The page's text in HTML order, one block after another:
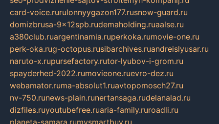
card-voice.rurulonnyygazon177.rusnow-guard.ru
domizbrusa-9x12spb.rudemaholding.ruaalse.ru
a380club.ruargentinamia.ruperkoka.rumovie-one.ru
perk-oka.rug-octopus.rusibarchives.ruandreislyusar.ru
naruto-x.rupursefactory.rutor-lyubov-i-grom.ru
spayderhed-2022.rumovieone.ruevro-dez.ru
webamator.ruma-absolut1.ruavtopomosch27.ru
nv-750.runews-plain.runertansaga.rudelanalad.ru
dizfiles.ruyoutubefree.ruaria-family.ruroadli.ru
planeta-samara.rumysmartbuy.ru